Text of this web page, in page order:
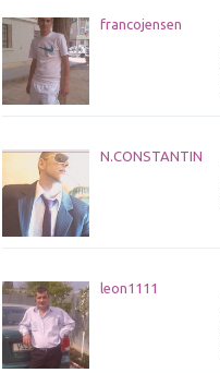
francojensen
N.CONSTANTIN
leon1111